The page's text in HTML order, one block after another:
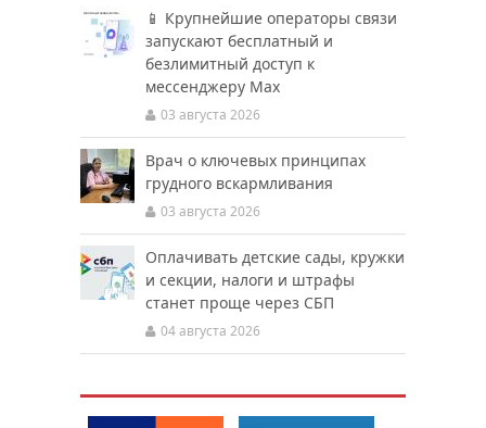
📱 Крупнейшие операторы связи
запускают бесплатный и
безлимитный доступ к
мессенджеру Мах
03 августа 2026
Врач о ключевых принципах
грудного вскармливания
03 августа 2026
Оплачивать детские сады, кружки
и секции, налоги и штрафы
станет проще через СБП
04 августа 2026